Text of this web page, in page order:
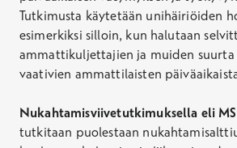
Tutkimusta käytetään unihäiriöiden
esimerkiksi silloin, kun halutaan
ammattikuljettajien ja muiden suurta
vaativien ammattilaisten
Nukahtamisviivetutkimuksella eli
tutkitaan puolestaan